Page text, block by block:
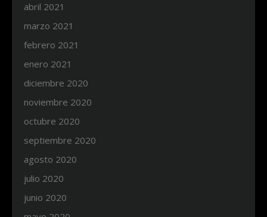
abril 2021
marzo 2021
febrero 2021
enero 2021
diciembre 2020
noviembre 2020
octubre 2020
septiembre 2020
agosto 2020
julio 2020
junio 2020